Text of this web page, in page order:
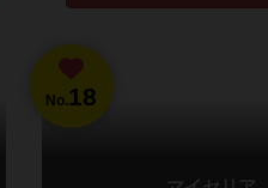
No.18